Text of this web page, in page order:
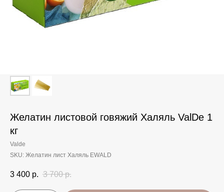
Желатин листовой говяжий Халяль ValDe 1
кг
Valde
SKU: Желатин лист Халяль EWALD
3 400 р. 3 700 р.